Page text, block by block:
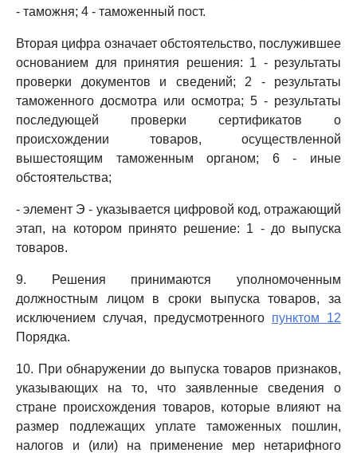
- таможня; 4 - таможенный пост.
Вторая цифра означает обстоятельство, послужившее
основанием для принятия решения: 1 - результаты
проверки документов и сведений; 2 - результаты
таможенного досмотра или осмотра; 5 - результаты
последующей проверки сертификатов о
происхождении товаров, осуществленной
вышестоящим таможенным органом; 6 - иные
обстоятельства;
- элемент Э - указывается цифровой код, отражающий
этап, на котором принято решение: 1 - до выпуска
товаров.
9. Решения принимаются уполномоченным
должностным лицом в сроки выпуска товаров, за
исключением случая, предусмотренного пунктом 12
Порядка.
10. При обнаружении до выпуска товаров признаков,
указывающих на то, что заявленные сведения о
стране происхождения товаров, которые влияют на
размер подлежащих уплате таможенных пошлин,
налогов и (или) на применение мер нетарифного